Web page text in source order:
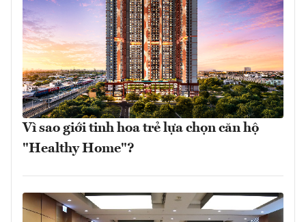
Vì sao giới tinh hoa trẻ lựa chọn căn hộ
"Healthy Home"?